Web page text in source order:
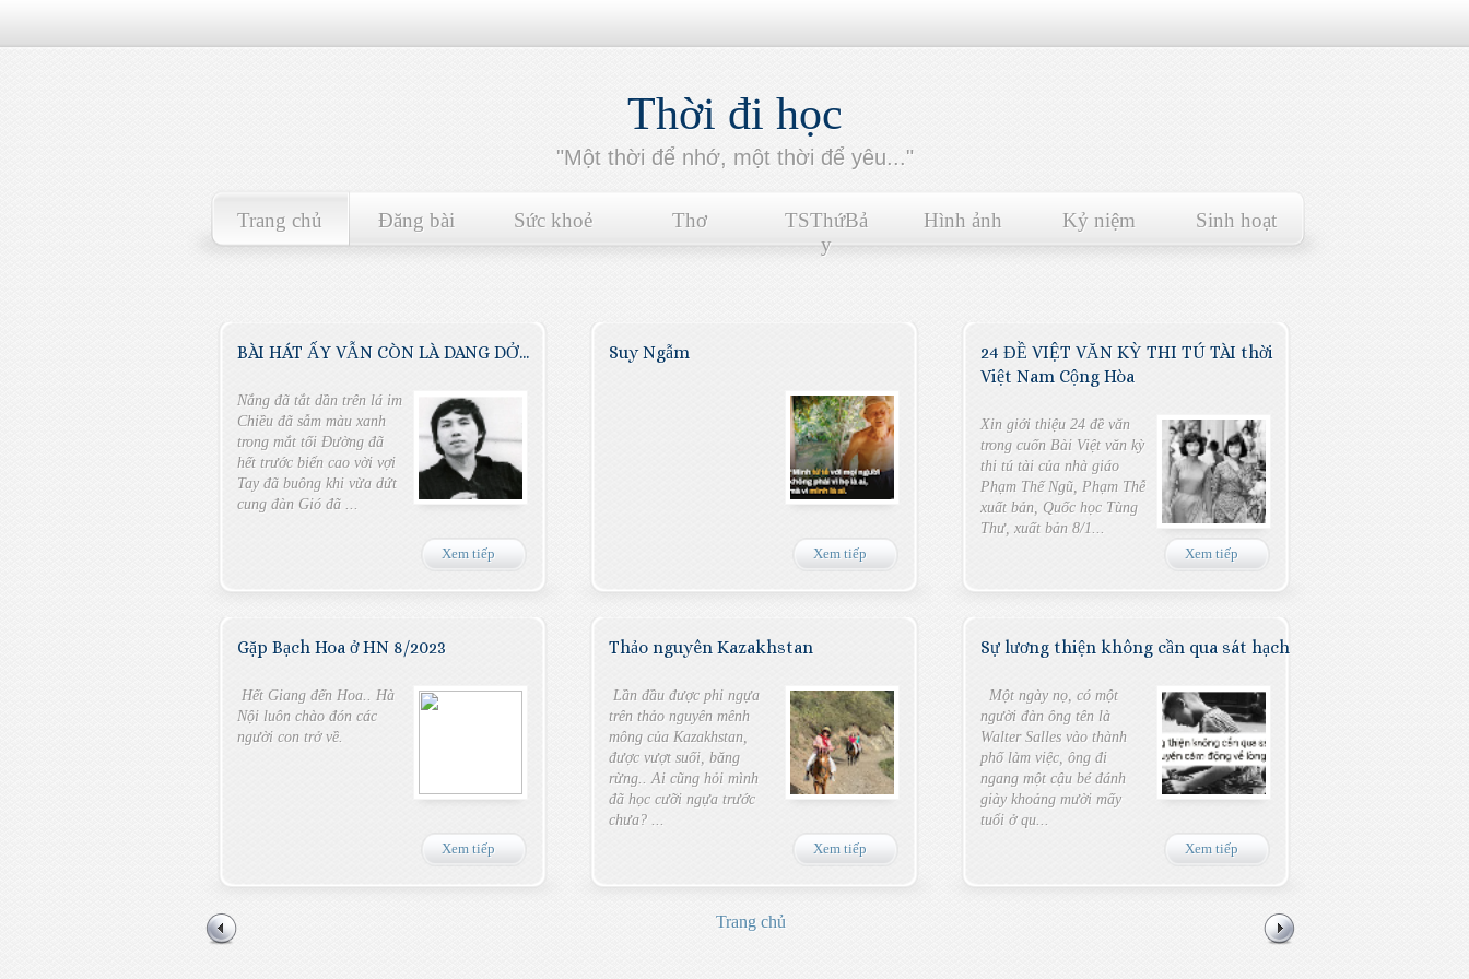
Thời đi học
"Một thời để nhớ, một thời để yêu..."
Trang chủ Đăng bài Sức khoẻ Thơ
TSThứBả
y
Hình ảnh Kỷ niệm Sinh hoạt
BÀI HÁT ẤY VẪN CÒN LÀ DANG DỞ...
Nắng đã tắt dần trên lá im
Chiều đã sẫm màu xanh
trong mắt tối Đường đã
hết trước biển cao vời vợi
Tay đã buông khi vừa dứt
cung đàn Gió đã ...
Xem tiếp
Suy Ngẫm
Xem tiếp
24 ĐỀ VIỆT VĂN KỲ THI TÚ TÀI thời
Việt Nam Cộng Hòa
Xin giới thiệu 24 đề văn
trong cuốn Bài Việt văn kỳ
thi tú tài của nhà giáo
Phạm Thế Ngũ, Phạm Thễ
xuất bản, Quốc học Tùng
Thư, xuất bản 8/1...
Xem tiếp
Gặp Bạch Hoa ở HN 8/2023
Hết Giang đến Hoa.. Hà
Nội luôn chào đón các
người con trở về.
Xem tiếp
Thảo nguyên Kazakhstan
Lần đầu được phi ngựa
trên thảo nguyên mênh
mông của Kazakhstan,
được vượt suối, băng
rừng.. Ai cũng hỏi mình
đã học cưỡi ngựa trước
chưa? ...
Xem tiếp
Sự lương thiện không cần qua sát hạch
Một ngày nọ, có một
người đàn ông tên là
Walter Salles vào thành
phố làm việc, ông đi
ngang một cậu bé đánh
giày khoảng mười mấy
tuổi ở qu...
Xem tiếp
Trang chủ